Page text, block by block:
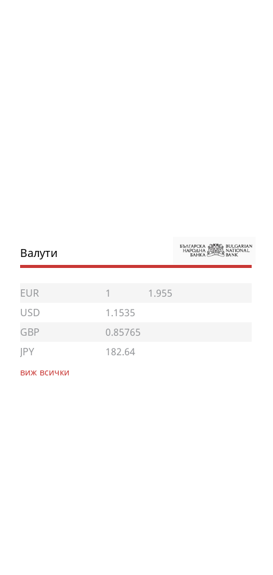
Валути
EUR 1
1.955
USD
1.1535
GBP
0.85765
JPY
182.64
виж всички